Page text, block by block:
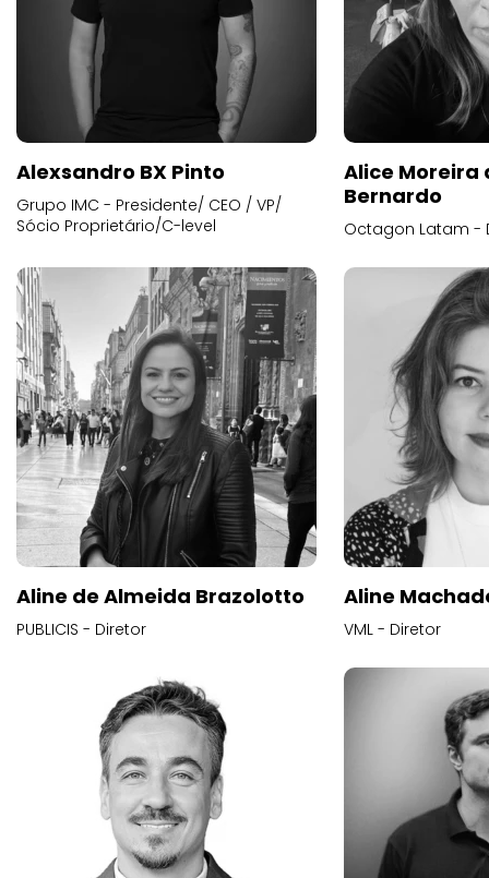
Alexsandro BX Pinto
Grupo IMC - Presidente/ CEO / VP/
Sócio Proprietário/C-level
Alice
Bernardo
Octagon Latam -
Aline de Almeida Brazolotto
PUBLICIS - Diretor
Aline
VML - Diretor